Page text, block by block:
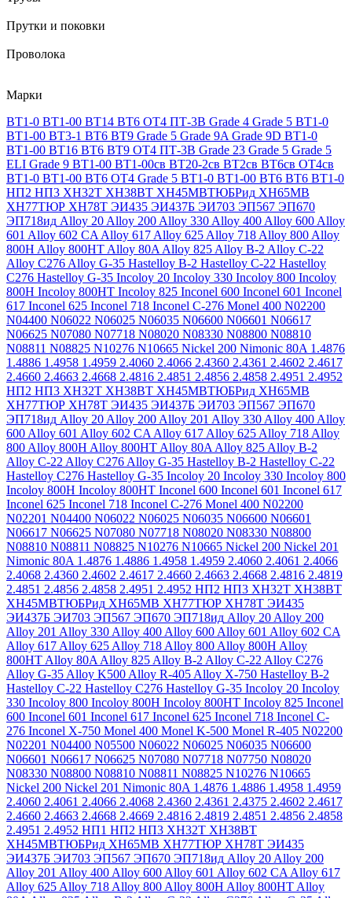
Прутки и поковки
Проволока
Марки
ВТ1-0 ВТ1-00 ВТ14 ВТ6 ОТ4 ПТ-3В Grade 4 Grade 5 ВТ1-0
ВТ1-00 ВТ3-1 ВТ6 ВТ9 Grade 5 Grade 9A Grade 9D ВТ1-0
ВТ1-00 ВТ16 ВТ6 ВТ9 ОТ4 ПТ-3В Grade 23 Grade 5 Grade 5
ELI Grade 9 ВТ1-00 ВТ1-00св ВТ20-2св ВТ2св ВТ6св ОТ4св
ВТ1-0 ВТ1-00 ВТ6 ОТ4 Grade 5 ВТ1-0 ВТ1-00 ВТ6 ВТ6 ВТ1-0
НП2 НП3 ХН32Т ХН38ВТ ХН45МВТЮБРид ХН65МВ
ХН77ТЮР ХН78Т ЭИ435 ЭИ437Б ЭИ703 ЭП567 ЭП670
ЭП718ид Alloy 20 Alloy 200 Alloy 330 Alloy 400 Alloy 600 Alloy
601 Alloy 602 CA Alloy 617 Alloy 625 Alloy 718 Alloy 800 Alloy
800H Alloy 800HT Alloy 80A Alloy 825 Alloy B-2 Alloy C-22
Alloy C276 Alloy G-35 Hastelloy B-2 Hastelloy C-22 Hastelloy
C276 Hastelloy G-35 Incoloy 20 Incoloy 330 Incoloy 800 Incoloy
800H Incoloy 800HT Incoloy 825 Inconel 600 Inconel 601 Inconel
617 Inconel 625 Inconel 718 Inconel C-276 Monel 400 N02200
N04400 N06022 N06025 N06035 N06600 N06601 N06617
N06625 N07080 N07718 N08020 N08330 N08800 N08810
N08811 N08825 N10276 N10665 Nickel 200 Nimonic 80A 1.4876
1.4886 1.4958 1.4959 2.4060 2.4066 2.4360 2.4361 2.4602 2.4617
2.4660 2.4663 2.4668 2.4816 2.4851 2.4856 2.4858 2.4951 2.4952
НП2 НП3 ХН32Т ХН38ВТ ХН45МВТЮБРид ХН65МВ
ХН77ТЮР ХН78Т ЭИ435 ЭИ437Б ЭИ703 ЭП567 ЭП670
ЭП718ид Alloy 20 Alloy 200 Alloy 201 Alloy 330 Alloy 400 Alloy
600 Alloy 601 Alloy 602 CA Alloy 617 Alloy 625 Alloy 718 Alloy
800 Alloy 800H Alloy 800HT Alloy 80A Alloy 825 Alloy B-2
Alloy C-22 Alloy C276 Alloy G-35 Hastelloy B-2 Hastelloy C-22
Hastelloy C276 Hastelloy G-35 Incoloy 20 Incoloy 330 Incoloy 800
Incoloy 800H Incoloy 800HT Inconel 600 Inconel 601 Inconel 617
Inconel 625 Inconel 718 Inconel C-276 Monel 400 N02200
N02201 N04400 N06022 N06025 N06035 N06600 N06601
N06617 N06625 N07080 N07718 N08020 N08330 N08800
N08810 N08811 N08825 N10276 N10665 Nickel 200 Nickel 201
Nimonic 80A 1.4876 1.4886 1.4958 1.4959 2.4060 2.4061 2.4066
2.4068 2.4360 2.4602 2.4617 2.4660 2.4663 2.4668 2.4816 2.4819
2.4851 2.4856 2.4858 2.4951 2.4952 НП2 НП3 ХН32Т ХН38ВТ
ХН45МВТЮБРид ХН65МВ ХН77ТЮР ХН78Т ЭИ435
ЭИ437Б ЭИ703 ЭП567 ЭП670 ЭП718ид Alloy 20 Alloy 200
Alloy 201 Alloy 330 Alloy 400 Alloy 600 Alloy 601 Alloy 602 CA
Alloy 617 Alloy 625 Alloy 718 Alloy 800 Alloy 800H Alloy
800HT Alloy 80A Alloy 825 Alloy B-2 Alloy C-22 Alloy C276
Alloy G-35 Alloy K500 Alloy R-405 Alloy X-750 Hastelloy B-2
Hastelloy C-22 Hastelloy C276 Hastelloy G-35 Incoloy 20 Incoloy
330 Incoloy 800 Incoloy 800H Incoloy 800HT Incoloy 825 Inconel
600 Inconel 601 Inconel 617 Inconel 625 Inconel 718 Inconel C-
276 Inconel X-750 Monel 400 Monel K-500 Monel R-405 N02200
N02201 N04400 N05500 N06022 N06025 N06035 N06600
N06601 N06617 N06625 N07080 N07718 N07750 N08020
N08330 N08800 N08810 N08811 N08825 N10276 N10665
Nickel 200 Nickel 201 Nimonic 80A 1.4876 1.4886 1.4958 1.4959
2.4060 2.4061 2.4066 2.4068 2.4360 2.4361 2.4375 2.4602 2.4617
2.4660 2.4663 2.4668 2.4669 2.4816 2.4819 2.4851 2.4856 2.4858
2.4951 2.4952 НП1 НП2 НП3 ХН32Т ХН38ВТ
ХН45МВТЮБРид ХН65МВ ХН77ТЮР ХН78Т ЭИ435
ЭИ437Б ЭИ703 ЭП567 ЭП670 ЭП718ид Alloy 20 Alloy 200
Alloy 201 Alloy 400 Alloy 600 Alloy 601 Alloy 602 CA Alloy 617
Alloy 625 Alloy 718 Alloy 800 Alloy 800H Alloy 800HT Alloy